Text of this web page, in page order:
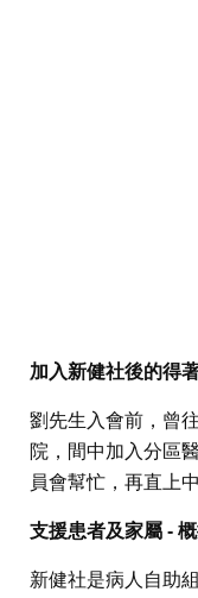
加入新健社後的得
劉先生入會前，曾
院，間中加入分區
員會幫忙，再直上
支援患者及家屬 -
新健社是病人自助